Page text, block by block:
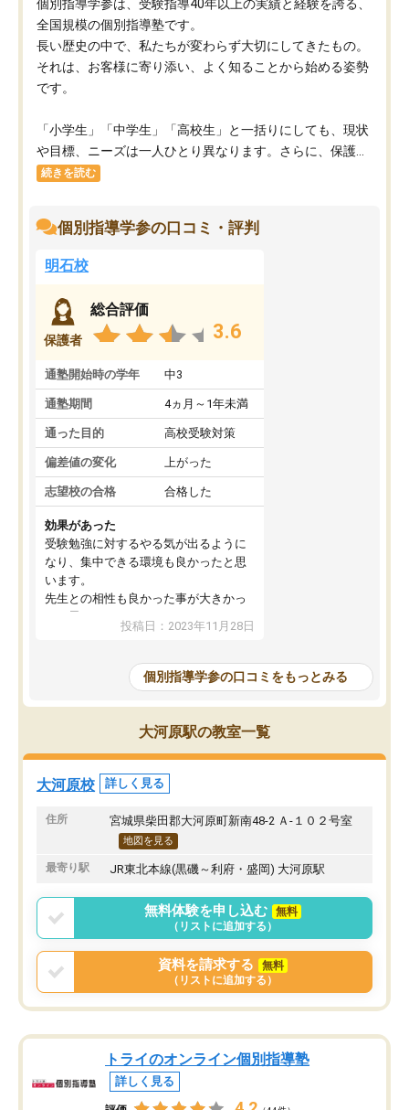
個別指導学参は、受験指導40年以上の実績と経験を誇る、
全国規模の個別指導塾です。
長い歴史の中で、私たちが変わらず大切にしてきたもの。
それは、お客様に寄り添い、よく知ることから始める姿勢
です。
「小学生」「中学生」「高校生」と一括りにしても、現状
や目標、ニーズは一人ひとり異なります。さらに、保護...
続きを読む
個別指導学参の口コミ・評判
明石校
保護者
総合評価
3.6
通塾開始時の学年 中3
通塾期間 4ヵ月～1年未満
通った目的 高校受験対策
偏差値の変化 上がった
志望校の合格 合格した
効果があった
受験勉強に対するやる気が出るように
なり、集中できる環境も良かったと思
います。
先生との相性も良かった事が大きかっ
たと思います。
投稿日：2023年11月28日
個別指導学参の口コミをもっとみる
大河原駅の教室一覧
大河原校 詳しく見る
住所 宮城県柴田郡大河原町新南48-2 Ａ-１０２号室
地図を見る
最寄り駅 JR東北本線(黒磯～利府・盛岡) 大河原駅
無料体験を申し込む
無料
（リストに追加する）
資料を請求する
無料
（リストに追加する）
トライのオンライン個別指導塾
詳しく見る